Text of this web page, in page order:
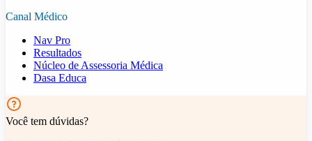
Canal Médico
Nav Pro
Resultados
Núcleo de Assessoria Médica
Dasa Educa
Você tem dúvidas?